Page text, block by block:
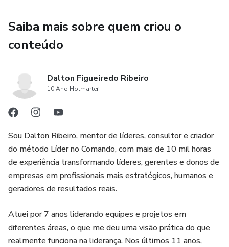
🎯 Ideal para quem:
Trabalha muito, mas não vê progresso claro.
Tem boas ideias, mas falta ritmo e consistência.
Quer crescer com método, não com tentativa e erro.
Você tem 15 dias para experimentar sem risco. Se não for
pra você, devolvemos 100% do valor. Simples assim.
Evolua com método. Mantenha o ritmo. Veja o resultado.
Comece agora seu ciclo de 90 dias com clareza, foco e
suporte real.
Saiba mais sobre quem criou o
conteúdo
Dalton Figueiredo Ribeiro
10 Ano Hotmarter
Sou Dalton Ribeiro, mentor de líderes, consultor e criador
do método Líder no Comando, com mais de 10 mil horas
de experiência transformando líderes, gerentes e donos de
empresas em profissionais mais estratégicos, humanos e
geradores de resultados reais.
Atuei por 7 anos liderando equipes e projetos em
diferentes áreas, o que me deu uma visão prática do que
realmente funciona na liderança. Nos últimos 11 anos,